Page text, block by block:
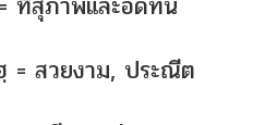
= สวยงาม, ประณีต